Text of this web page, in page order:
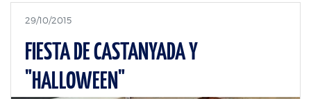
29/10/2015
FIESTA DE CASTANYADA Y
"HALLOWEEN"